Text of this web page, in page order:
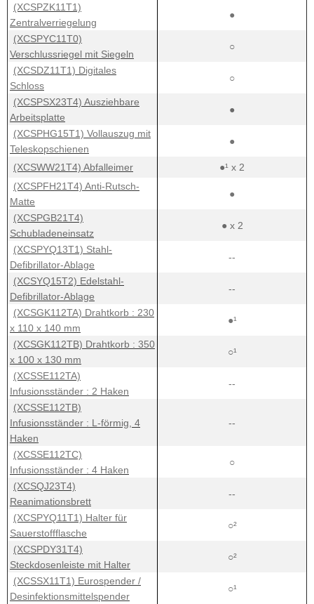
(XCSPZK11T1)
Zentralverriegelung
●
(XCSPYC11T0)
Verschlussriegel mit Siegeln
○
(XCSDZ11T1) Digitales
Schloss
○
(XCSPSX23T4) Ausziehbare
Arbeitsplatte
●
(XCSPHG15T1) Vollauszug mit
Teleskopschienen
●
(XCSWW21T4) Abfalleimer
●¹ x 2
(XCSPFH21T4) Anti-Rutsch-
Matte
●
(XCSPGB21T4)
Schubladeneinsatz
● x 2
(XCSPYQ13T1) Stahl-
Defibrillator-Ablage
--
(XCSYQ15T2) Edelstahl-
Defibrillator-Ablage
--
(XCSGK112TA) Drahtkorb : 230
x 110 x 140 mm
●¹
(XCSGK112TB) Drahtkorb : 350
x 100 x 130 mm
○¹
(XCSSE112TA)
Infusionsständer : 2 Haken
--
(XCSSE112TB)
Infusionsständer : L-förmig, 4
Haken
--
(XCSSE112TC)
Infusionsständer : 4 Haken
○
(XCSQJ23T4)
Reanimationsbrett
--
(XCSPYQ11T1) Halter für
Sauerstoffflasche
○²
(XCSPDY31T4)
Steckdosenleiste mit Halter
○²
(XCSSX11T1) Eurospender /
Desinfektionsmittelspender
○¹